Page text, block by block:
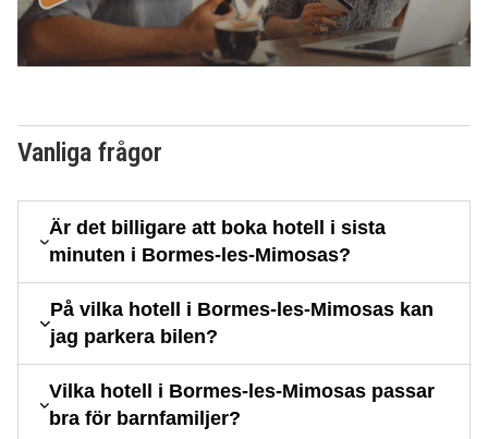
Vanliga frågor
Är det billigare att boka hotell i sista
minuten i Bormes-les-Mimosas?
På vilka hotell i Bormes-les-Mimosas kan
jag parkera bilen?
Vilka hotell i Bormes-les-Mimosas passar
bra för barnfamiljer?